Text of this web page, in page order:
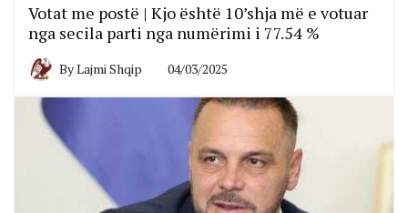
Votat me postë | Kjo është 10’shja më e votuar
nga secila parti nga numërimi i 77.54 %
ByLajmi Shqip 04/03/2025